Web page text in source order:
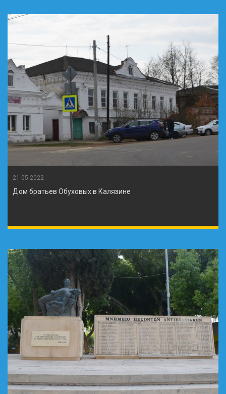
21-05-2022
Дом братьев Обуховых в Калязине